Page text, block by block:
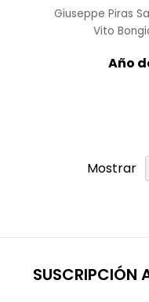
Giuseppe Piras
Vito
Año
Mostrar
SUSCRIPCIÓN